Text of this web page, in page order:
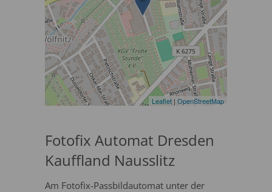
Leaflet | OpenStreetMap
Fotofix Automat Dresden
Kauffland Nausslitz
Am Fotofix-Passbildautomat unter der